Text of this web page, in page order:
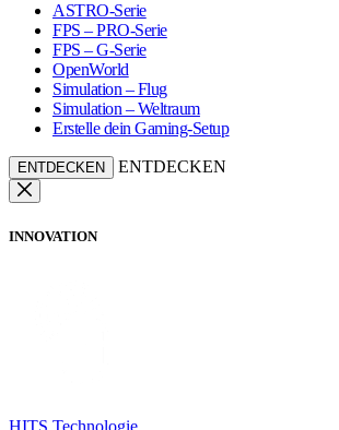
ASTRO-Serie
FPS – PRO-Serie
FPS – G-Serie
OpenWorld
Simulation – Flug
Simulation – Weltraum
Erstelle dein Gaming-Setup
ENTDECKEN ENTDECKEN
INNOVATION
HITS Technologie